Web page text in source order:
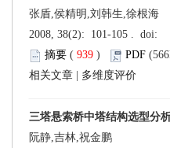
张盾,侯精明,刘韩生,徐根海
( )
阮静,吉林,祝金鹏